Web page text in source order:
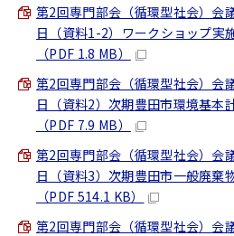
第2回専門部会（循環型社会）
日（資料1-2）ワークショップ実
（PDF 1.8 MB）
第2回専門部会（循環型社会）
日（資料2）次期豊田市環境基本
（PDF 7.9 MB）
第2回専門部会（循環型社会）
日（資料3）次期豊田市一般廃棄
（PDF 514.1 KB）
第2回専門部会（循環型社会）